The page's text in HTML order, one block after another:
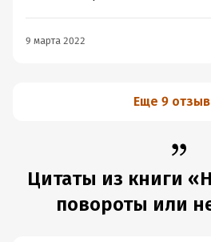
9 марта 2022
Еще 9
Цитаты из книги
повороты или